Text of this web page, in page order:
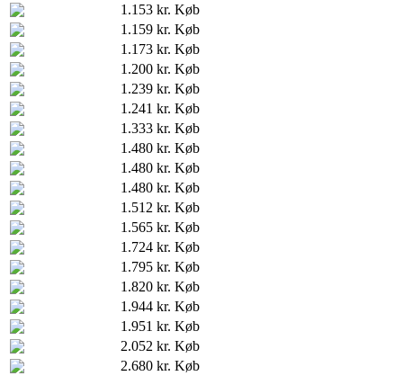
1.153 kr. Køb
1.159 kr. Køb
1.173 kr. Køb
1.200 kr. Køb
1.239 kr. Køb
1.241 kr. Køb
1.333 kr. Køb
1.480 kr. Køb
1.480 kr. Køb
1.480 kr. Køb
1.512 kr. Køb
1.565 kr. Køb
1.724 kr. Køb
1.795 kr. Køb
1.820 kr. Køb
1.944 kr. Køb
1.951 kr. Køb
2.052 kr. Køb
2.680 kr. Køb